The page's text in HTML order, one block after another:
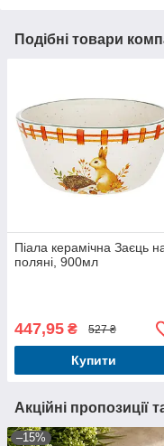
Подібні товари
Піала керамічна Заєць
поляні, 900мл
447,95 ₴ 527 ₴
Купити
Акційні пропозиції
–15%